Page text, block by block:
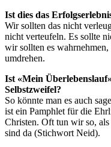
Ist dies das
Wir sollten das nicht
nicht verteufeln. Es sollte
wir sollten es
umdrehen.
Ist «Mein
Selbstzweifel?
So könnte man es auch
ist ein Pamphlet für die
Christen. Oft tun wir so,
sind da (Stichwort Neid).